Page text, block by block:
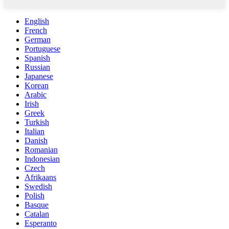
English
French
German
Portuguese
Spanish
Russian
Japanese
Korean
Arabic
Irish
Greek
Turkish
Italian
Danish
Romanian
Indonesian
Czech
Afrikaans
Swedish
Polish
Basque
Catalan
Esperanto